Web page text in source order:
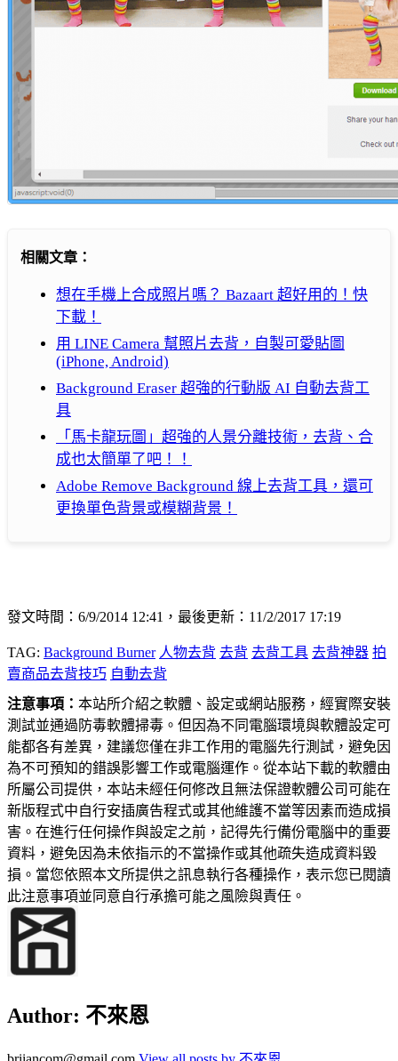
相關文章：
想在手機上合成照片嗎？ Bazaart 超好用的！快
下載！
用 LINE Camera 幫照片去背，自製可愛貼圖
(iPhone, Android)
Background Eraser 超強的行動版 AI 自動去背工
具
「馬卡龍玩圖」超強的人景分離技術，去背、合
成也太簡單了吧！！
Adobe Remove Background 線上去背工具，還可
更換單色背景或模糊背景！
發文時間：6/9/2014 12:41，最後更新：11/2/2017 17:19
TAG: Background Burner 人物去背 去背 去背工具 去背神器 拍
賣商品去背技巧 自動去背
注意事項： 本站所介紹之軟體、設定或網站服務，經實際安裝
測試並通過防毒軟體掃毒。但因為不同電腦環境與軟體設定可
能都各有差異，建議您僅在非工作用的電腦先行測試，避免因
為不可預知的錯誤影響工作或電腦運作。從本站下載的軟體由
所屬公司提供，本站未經任何修改且無法保證軟體公司可能在
新版程式中自行安插廣告程式或其他維護不當等因素而造成損
害。在進行任何操作與設定之前，記得先行備份電腦中的重要
資料，避免因為未依指示的不當操作或其他疏失造成資料毀
損。當您依照本文所提供之訊息執行各種操作，表示您已閱讀
此注意事項並同意自行承擔可能之風險與責任。
Author: 不來恩